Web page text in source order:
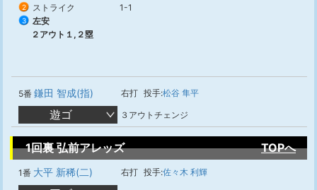
2 ストライク 1-1
3
左安
２アウト１,２塁
5番 鎌田 智成(指) 右打 投手:松谷 隼平
遊ゴ ３アウトチェンジ
1回裏 弘前アレッズ TOPへ
1番 大平 新稀(二) 右打 投手:佐々木 利輝